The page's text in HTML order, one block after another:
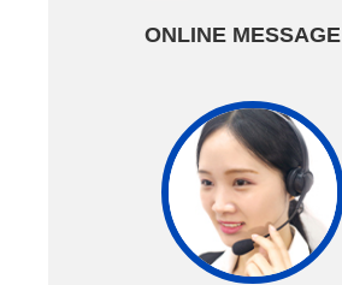
ONLINE MESSAGE